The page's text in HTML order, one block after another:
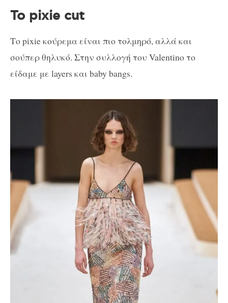
Το pixie cut
Το pixie κούρεμα είναι πιο τολμηρό, αλλά και
σούπερ θηλυκό. Στην συλλογή του Valentino το
είδαμε με layers και baby bangs.